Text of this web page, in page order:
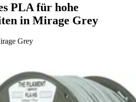
PLA für hohe
in Mirage Grey
Grey